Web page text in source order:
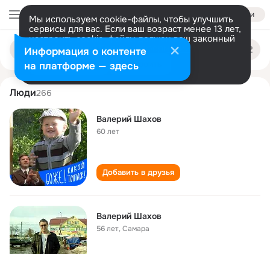
Войти
Мы используем cookie-файлы, чтобы улучшить
сервисы для вас. Если ваш возраст менее 13 лет,
настроить cookie-файлы должен ваш законный
представитель. Больше информации
Разрешить все Настроить
Поиск
людям
valeriy shakhov
Люди266
Валерий Шахов
60 лет
Добавить в друзья
Валерий Шахов
56 лет,Самара
Информация о контенте
на платформе — здесь